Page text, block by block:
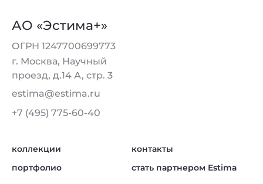
АО «Эстима+»
ОГРН 1247700699773
г. Москва, Научный
проезд, д.14 А, стр. 3
estima@estima.ru
+7 (495) 775-60-40
коллекции
портфолио
контакты
стать партнером Estima